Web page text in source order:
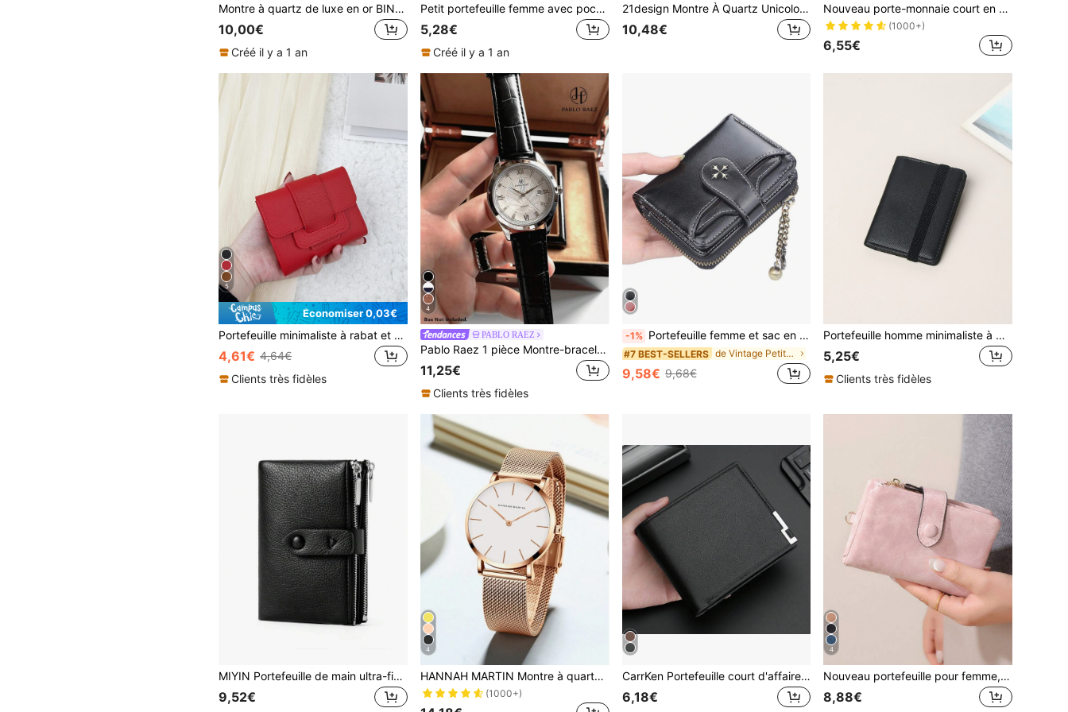
Montre à quartz de luxe en or BINBOND pour femmes, montre de mode pour femmes, étanche, avec éclairage nocturne, en acier inoxydable, pour et loisirs, avec affichage de la date et strass, montre à quartz pour femmes
10,00€
Créé il y a 1 an
Petit portefeuille femme avec poche à monnaie, fenêtre pour carte d'identité et fermeture éclair. Portefeuille mini léger avec porte-cartes de crédit. Modèle mode moderne, idéal comme cadeau d'anniversaire, de la Saint-Valentin ou pour professeur. Petit porte-monnaie femme pratique pour l'école, les cours ou les sorties.
5,28€
Créé il y a 1 an
21design Montre À Quartz Unicolore En Acier Inoxydable Sangle À Chiffres Romains Avec Argent Cadran Carré
10,48€
Nouveau porte-monnaie court en PU noir classique vintage mode avec fermoir twist. Portefeuille multifonctions minimaliste pour femmes. Petit portefeuille, portefeuille, porte-monnaie
(1000+)
6,55€
5
Économiser 0,03€
Portefeuille minimaliste à rabat et poche petit tri-pli fin pour femme. Portable, pour les cols blancs, les femmes, les étudiantes, le travail, les , les navettes, le bureau, pour l'anniversaire, la Saint-Valentin. Cadeau pour maman. Porte-monnaie, porte-cartes de crédit/d'identité, espèces, passeport, multicouche, fermoir, en PU, couleur unie texturée, fournitures scolaires, cadeaux pour enseignants, retour à l'école.
4,61€ 4,64€
Clients très fidèles
4
PABLO RAEZ
Pablo Raez 1 pièce Montre-bracelet de mode décontractée pour hommes, boîtier en acier inoxydable argenté IPS, accessoire d'affaires de mode pour hommes, bracelet en cuir PU microfibre noir doux et confortable de luxe, cadran diamant 3D avec affichage de la date, étanche jusqu'à 50m, nouvelle montre à quartz premium pour hommes, horloge sportive élégante, cadeau de haute qualité pour enseignant, convient pour les amis ou la famille, cadeau pour le père, applicable pour la vie quotidienne/le travail/la décoration de fête, montre habillée, cadeau de remise des diplômes et de mariage
11,25€
Clients très fidèles
-1% Portefeuille femme et sac en PU femme. Petit portefeuille à rabat avec porte-monnaie. Portefeuille portable pour hommes, col blanc, étudiants, travail, , navette, bureau. Cadeau pour femmes, hommes, portefeuille, enseignant, petit ami, mari, oncle, frère, père. Idées de cadeaux pour hommes. Porte-monnaie, petit portefeuille
#7 BEST-SELLERS de Vintage Petits portefeuilles
9,58€ 9,68€
Portefeuille homme minimaliste à poche pour la monnaie, petit et mince, portefeuille bi-plié pour femme. Cadeau pour papa. Portable pour les travailleurs de bureau blancs, femme, collège, travail, entreprise, navettage, bureau. Pour l'anniversaire, la Saint-Valentin, la Fête des Pères, pour le petit ami. Portefeuille bi-plié multifonction, léger et texturé, en faux, pour homme
5,25€
Clients très fidèles
MIYIN Portefeuille de main ultra-fin à double pliage, porte-monnaie et porte-cartes multifonction à double fermeture éclair pour femmes, poches superposées pour cartes de crédit, billets de banque, pièces de monnaie, léger et compact portable, convient aux étudiants, aux employés de bureau, aux professionnels d'affaires, s'adapte aux trajets de bureau, aux achats quotidiens, aux courts voyages, porte-monnaie mini minimaliste polyvalent, sac de rangement portable unisexe
9,52€
4
HANNAH MARTIN Montre à quartz pour femme Hannah avec bracelet en acier inoxydable, étanche, mouvement japonais, montre de bijouterie fine pour usage casual, fête, voyage, en cadeau pour les étudiants retournant à l'école
(1000+)
CarrKen Portefeuille court d'affaires noir pour hommes
6,18€
4
Nouveau portefeuille pour femme, porte-monnaie court en PU, porte-cartes, sac à main portable de grande capacité avec bandoulière
8,88€